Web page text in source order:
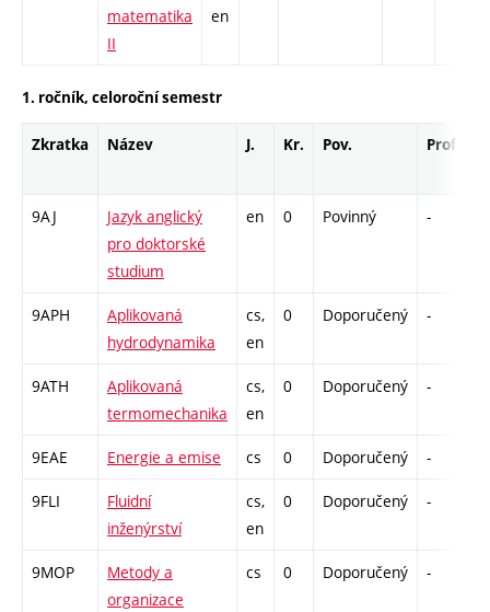
matematika
II
en
1. ročník, celoroční semestr
Zkratka Název J. Kr. Pov. Prof.
9AJ
Jazyk anglický
pro doktorské
studium
en 0 Povinný -
9APH
Aplikovaná
hydrodynamika
cs,
en
0 Doporučený -
9ATH
Aplikovaná
termomechanika
cs,
en
0 Doporučený -
9EAE Energie a emise cs 0 Doporučený -
9FLI
Fluidní
inženýrství
cs,
en
0 Doporučený -
9MOP
Metody a
organizace
cs 0 Doporučený -